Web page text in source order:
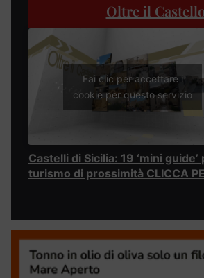
Oltre il
Fai clic per accettare i
cookie per questo servizio
Castelli di Sicilia: 19 ‘mini
turismo di prossimità CLICCA